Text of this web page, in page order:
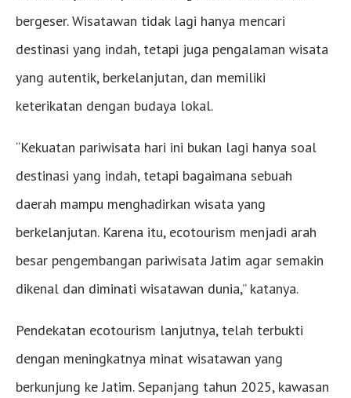
bergeser. Wisatawan tidak lagi hanya mencari
destinasi yang indah, tetapi juga pengalaman wisata
yang autentik, berkelanjutan, dan memiliki
keterikatan dengan budaya lokal.
“Kekuatan pariwisata hari ini bukan lagi hanya soal
destinasi yang indah, tetapi bagaimana sebuah
daerah mampu menghadirkan wisata yang
berkelanjutan. Karena itu, ecotourism menjadi arah
besar pengembangan pariwisata Jatim agar semakin
dikenal dan diminati wisatawan dunia,” katanya.
Pendekatan ecotourism lanjutnya, telah terbukti
dengan meningkatnya minat wisatawan yang
berkunjung ke Jatim. Sepanjang tahun 2025, kawasan